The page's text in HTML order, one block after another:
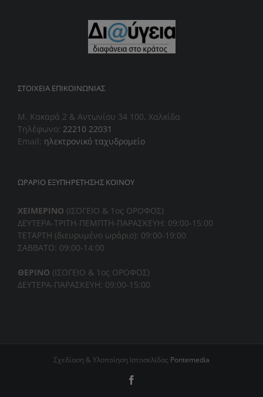
ΣΤΟΙΧΕΊΑ ΕΠΙΚΟΙΝΩΝΊΑΣ
Μ. Κακαρά 2 & Αντωνίου 34 100, Χαλκίδα
Τηλέφωνο: 22210 22031
Email: ηλεκτρονικό ταχυδρομείο
ΩΡΑΡΙΟ ΕΞΥΠΗΡΕΤΗΣΗΣ ΚΟΙΝΟΥ
ΧΕΙΜΕΡΙΝΟ (ΙΣΟΓΕΙΟ & 1ος ΟΡΟΦΟΣ)
ΔΕΥΤΕΡΑ-ΤΡΙΤΗ-ΠΕΜΠΤΗ-ΠΑΡΑΣΚΕΥΗ: 09:00-15:00
ΤΕΤΑΡΤΗ (διευρυμένο ωράριο): 09:00-19:00
ΣΑΒΒΑΤΟ: 09:00-14:00
ΘΕΡΙΝΟ (ΙΣΟΓΕΙΟ & 1ος ΟΡΟΦΟΣ)
ΔΕΥΤΕΡΑ-ΠΑΡΑΣΚΕΥΗ: 09:00-15:00
Σχεδίαση & Υλοποίηση Ιστοσελίδας Pontemedia